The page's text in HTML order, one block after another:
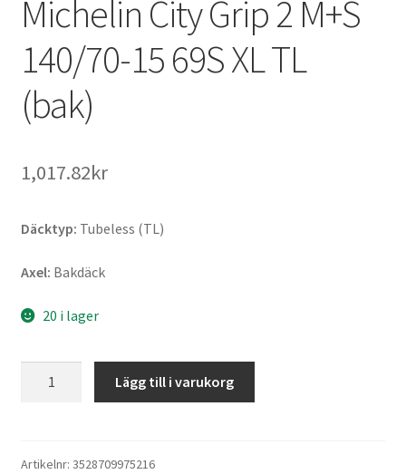
Michelin City Grip 2 M+S
140/70-15 69S XL TL
(bak)
1,017.82kr
Däcktyp: Tubeless (TL)
Axel: Bakdäck
20 i lager
M+S
Lägg till i varukorg
Artikelnr: 3528709975216